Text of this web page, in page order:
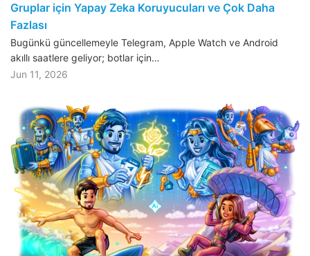
Gruplar için Yapay Zeka Koruyucuları ve Çok Daha
Fazlası
Bugünkü güncellemeyle Telegram, Apple Watch ve Android
akıllı saatlere geliyor; botlar için…
Jun 11, 2026